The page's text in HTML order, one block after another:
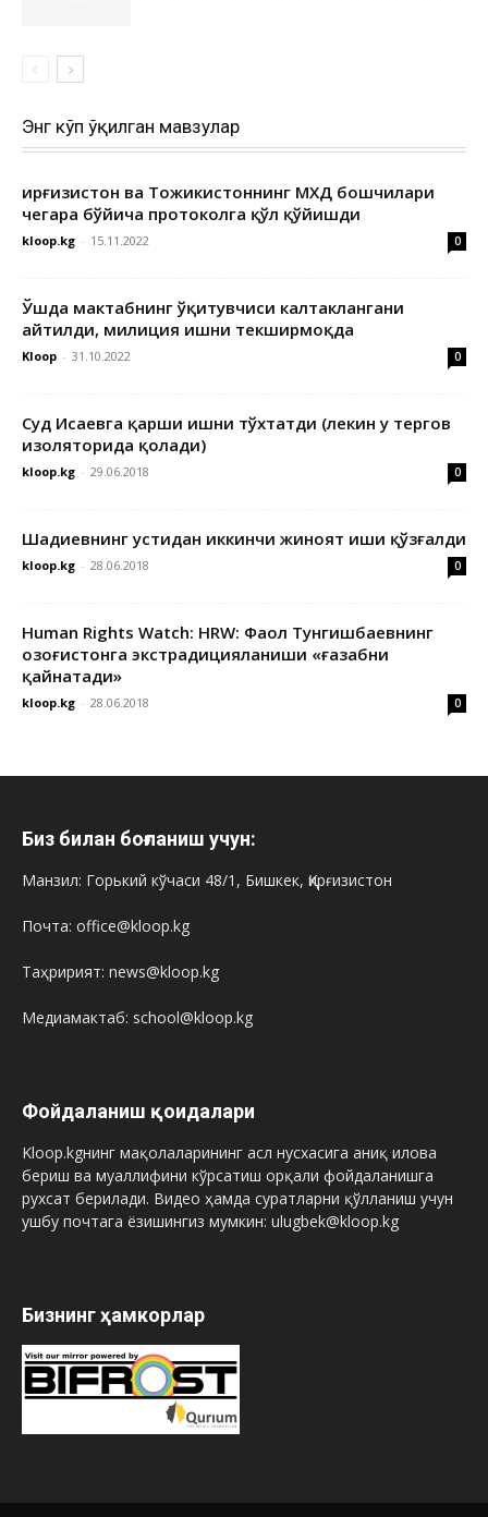
Энг кўп ўқилган мавзулар
Қирғизистон ва Тожикистоннинг МХДҚ бошчилари
чегара бўйича протоколга қўл қўйишди
kloop.kg - 15.11.2022 0
Ўшда мактабнинг ўқитувчиси калтаклангани
айтилди, милиция ишни текширмоқда
Kloop - 31.10.2022 0
Суд Исаевга қарши ишни тўхтатди (лекин у тергов
изоляторида қолади)
kloop.kg - 29.06.2018 0
Шадиевнинг устидан иккинчи жиноят иши қўзғалди
kloop.kg - 28.06.2018 0
Human Rights Watch: HRW: Фаол Тунгишбаевнинг
Қозоғистонга экстрадицияланиши «ғазабни
қайнатади»
kloop.kg - 28.06.2018 0
Биз билан боғланиш учун:
Манзил: Горький кўчаси 48/1, Бишкек, Қирғизистон
Почта: office@kloop.kg
Таҳририят: news@kloop.kg
Медиамактаб: school@kloop.kg
Фойдаланиш қоидалари
Kloop.kgнинг мақолаларининг асл нусхасига аниқ илова
бериш ва муаллифини кўрсатиш орқали фойдаланишга
рухсат берилади. Видео ҳамда суратларни қўлланиш учун
ушбу почтага ёзишингиз мумкин: ulugbek@kloop.kg
Бизнинг ҳамкорлар